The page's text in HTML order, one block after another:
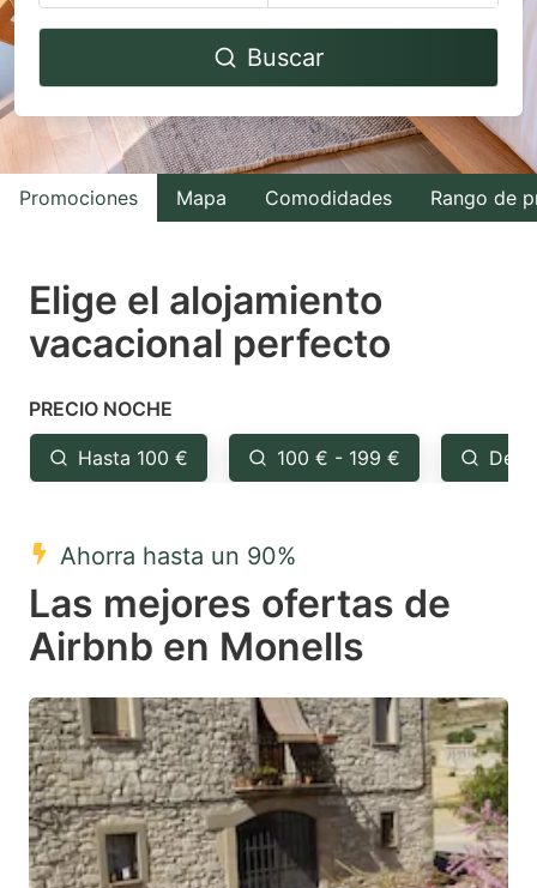
Navigate
to
interact
with
the
select
a
Press
the
question
key
to
get
keyboard
shortcuts
for
changing
dates.
Navigate
to
interact
with
the
select
a
the
question
to
get
the
keyboard
shortcuts
for
changing
dates.
Buscar
Promociones Mapa Comodidades Rango de
Elige el alojamiento
vacacional perfecto
PRECIO NOCHE
Hasta 100 € 100 € - 199 €
Ahorra hasta un 90%
Las mejores ofertas de
Airbnb en Monells